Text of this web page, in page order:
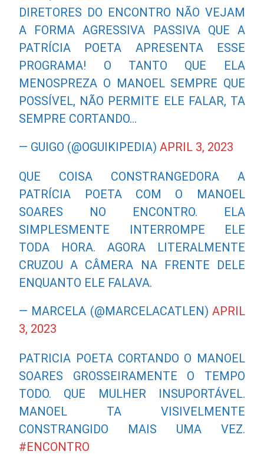
DIRETORES DO ENCONTRO NÃO VEJAM
A FORMA AGRESSIVA PASSIVA QUE A
PATRÍCIA POETA APRESENTA ESSE
PROGRAMA! O TANTO QUE ELA
MENOSPREZA O MANOEL SEMPRE QUE
POSSÍVEL, NÃO PERMITE ELE FALAR, TA
SEMPRE CORTANDO…
— GUIGO (@OGUIKIPEDIA)APRIL 3, 2023
QUE COISA CONSTRANGEDORA A
PATRÍCIA POETA COM O MANOEL
SOARES NO ENCONTRO. ELA
SIMPLESMENTE INTERROMPE ELE
TODA HORA. AGORA LITERALMENTE
CRUZOU A CÂMERA NA FRENTE DELE
ENQUANTO ELE FALAVA.
— MARCELA (@MARCELACATLEN) APRIL
3, 2023
PATRICIA POETA CORTANDO O MANOEL
SOARES GROSSEIRAMENTE O TEMPO
TODO. QUE MULHER INSUPORTÁVEL.
MANOEL TA VISIVELMENTE
CONSTRANGIDO MAIS UMA VEZ.
#ENCONTRO